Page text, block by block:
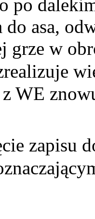
po
asa,
grze w
WE
zapisu